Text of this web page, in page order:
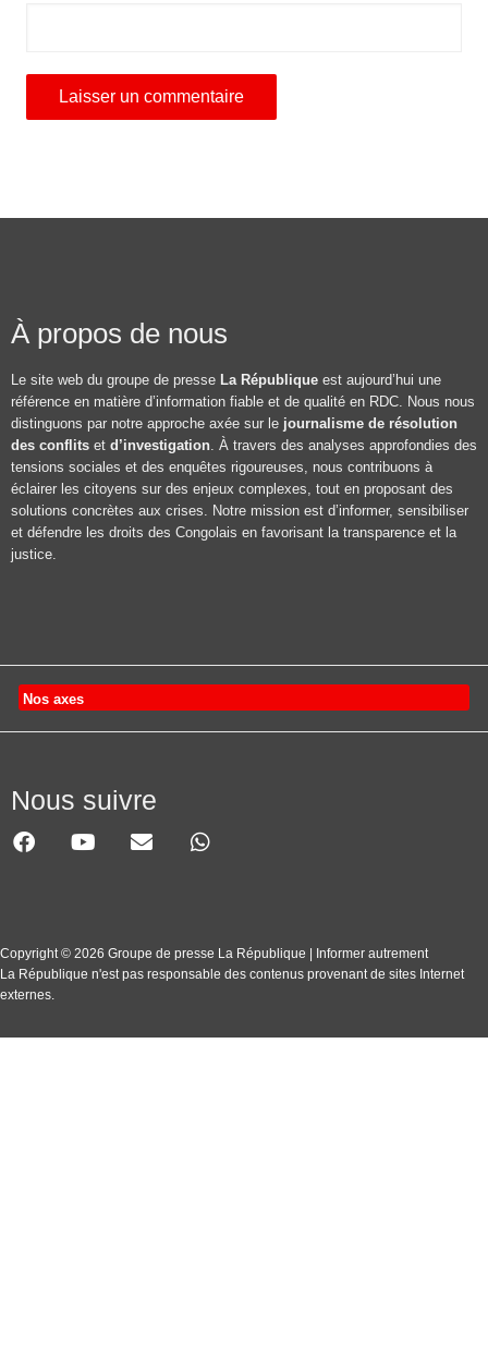
À propos de nous
Le site web du groupe de presse La République est aujourd’hui une
référence en matière d’information fiable et de qualité en RDC. Nous nous
distinguons par notre approche axée sur le journalisme de résolution
des conflits et d’investigation. À travers des analyses approfondies des
tensions sociales et des enquêtes rigoureuses, nous contribuons à
éclairer les citoyens sur des enjeux complexes, tout en proposant des
solutions concrètes aux crises. Notre mission est d’informer, sensibiliser
et défendre les droits des Congolais en favorisant la transparence et la
justice.
Nos axes
Nous suivre
Copyright © 2026 Groupe de presse La République | Informer autrement
La République n'est pas responsable des contenus provenant de sites Internet
externes.